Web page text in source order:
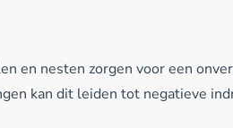
en nesten zorgen voor een
kan dit leiden tot negatieve